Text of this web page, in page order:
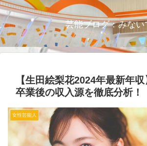
芸能ブログ：みない
【生田絵梨花2024年最新年
卒業後の収入源を徹底分析！
女性芸能人